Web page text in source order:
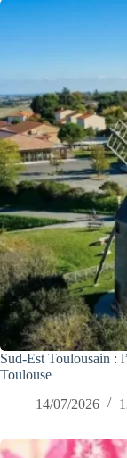
Sud-Est Toulousain :
Toulouse
14/07/2026